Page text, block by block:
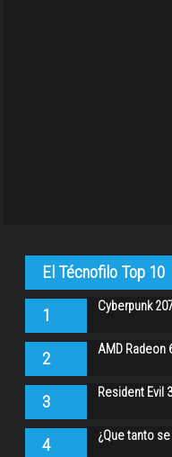
El Técnofilo Top 10
1 Cyberpunk
2 AMD Radeon
3 Resident Evil
4 ¿Que tanto